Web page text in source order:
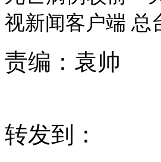
视新闻客户端 总
责编： 袁帅
转发到：